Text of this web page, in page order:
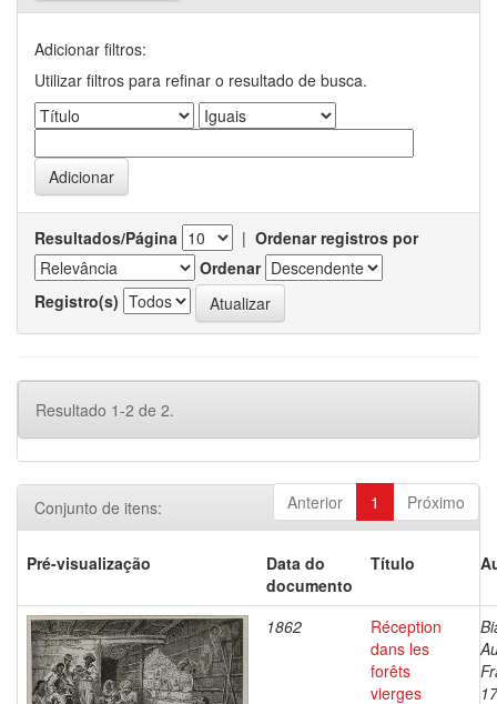
Adicionar filtros:
Utilizar filtros para refinar o resultado de busca.
Resultados/Página | Ordenar registros por
Ordenar
Registro(s)
Resultado 1-2 de 2.
Anterior 1 Próximo
Conjunto de itens:
Pré-visualização
Data do
documento
Título
1862
Réception
dans les
forêts
vierges